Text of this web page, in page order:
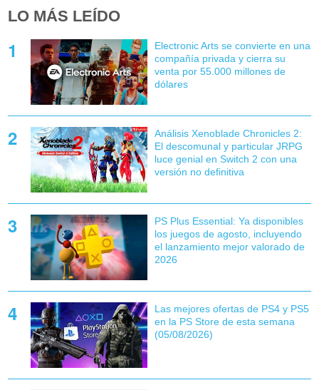
LO MÁS LEÍDO
Electronic Arts se convierte en una
compañía privada y cierra su
venta por 55.000 millones de
dólares
Análisis Xenoblade Chronicles 2:
El descomunal y particular JRPG
luce genial en Switch 2 con una
versión no definitiva
PS Plus Essential: Ya disponibles
los juegos de agosto, incluyendo
el lanzamiento mejor valorado de
2026
Las mejores ofertas de PS4 y PS5
en la PS Store de esta semana
(05/08/2026)